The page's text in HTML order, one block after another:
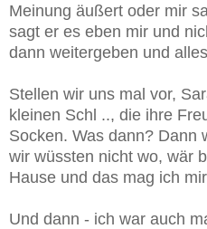
Meinung äußert oder mir
sagt er es eben mir und
dann weitergeben und
Stellen wir uns mal vor,
kleinen Schl .., die ihre
Socken. Was dann? Dann
wir wüssten nicht wo, wär
Hause und das mag ich
Und dann - ich war auch